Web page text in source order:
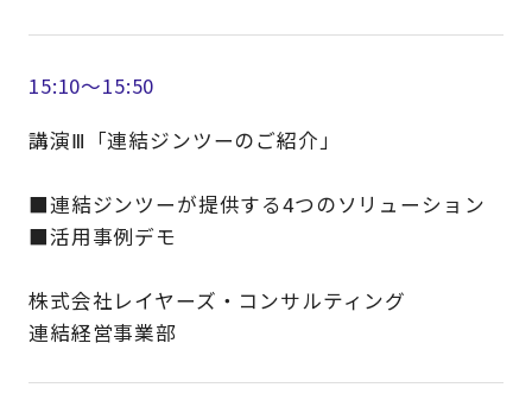
15:10～15:50
講演Ⅲ「連結ジンツーのご紹介」
■連結ジンツーが提供する4つのソリューション
■活用事例デモ
株式会社レイヤーズ・コンサルティング
連結経営事業部